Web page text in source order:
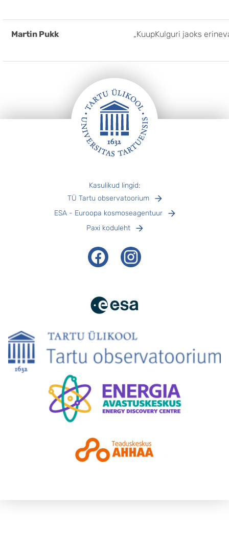
Martin Pukk „KuupKulguri jaoks
Kasulikud lingid:
TÜ Tartu observatoorium
ESA - Euroopa kosmoseagentuur
Paxi koduleht
FacebookInstagram